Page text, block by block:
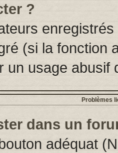
?
(si la fonction
un usage abusif
Problèmes
dans un
adéquat